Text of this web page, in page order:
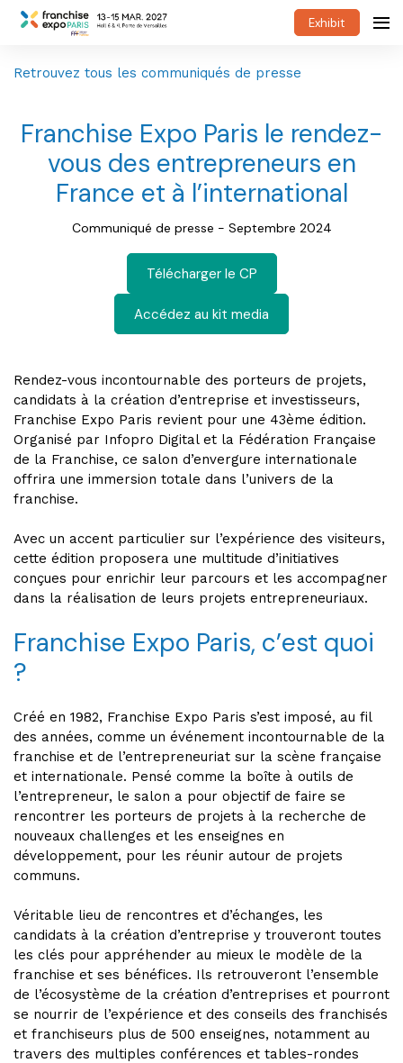
Exhibit
Retrouvez tous les communiqués de presse
Franchise Expo Paris le rendez-
vous des entrepreneurs en
France et à l’international
Communiqué de presse - Septembre 2024
Télécharger le CP
Accédez au kit media
Rendez-vous incontournable des porteurs de projets,
candidats à la création d’entreprise et investisseurs,
Franchise Expo Paris revient pour une 43ème édition.
Organisé par Infopro Digital et la Fédération Française
de la Franchise, ce salon d’envergure internationale
offrira une immersion totale dans l’univers de la
franchise.
Avec un accent particulier sur l’expérience des visiteurs,
cette édition proposera une multitude d’initiatives
conçues pour enrichir leur parcours et les accompagner
dans la réalisation de leurs projets entrepreneuriaux.
Franchise Expo Paris, c’est quoi
?
Créé en 1982, Franchise Expo Paris s’est imposé, au fil
des années, comme un événement incontournable de la
franchise et de l’entrepreneuriat sur la scène française
et internationale. Pensé comme la boîte à outils de
l’entrepreneur, le salon a pour objectif de faire se
rencontrer les porteurs de projets à la recherche de
nouveaux challenges et les enseignes en
développement, pour les réunir autour de projets
communs.
Véritable lieu de rencontres et d’échanges, les
candidats à la création d’entreprise y trouveront toutes
les clés pour appréhender au mieux le modèle de la
franchise et ses bénéfices. Ils retrouveront l’ensemble
de l’écosystème de la création d’entreprises et pourront
se nourrir de l’expérience et des conseils des franchisés
et franchiseurs plus de 500 enseignes, notamment au
travers des multiples conférences et tables-rondes